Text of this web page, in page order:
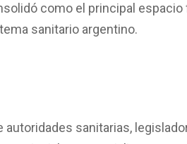
como el principal espacio
sanitario argentino.
sanitarias,